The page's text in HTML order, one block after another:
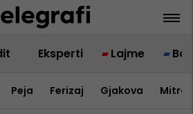
Eksperti Lajme
Peja Ferizaj Gjakova